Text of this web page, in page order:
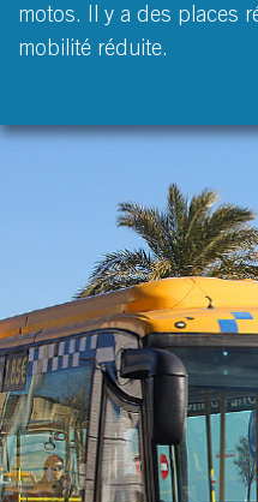
motos. Il y a des places
mobilité réduite.